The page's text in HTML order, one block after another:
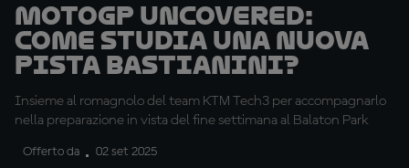
MotoGP Uncovered:
come studia una nuova
pista Bastianini?
Insieme al romagnolo del team KTM Tech3 per accompagnarlo
nella preparazione in vista del fine settimana al Balaton Park
Offerto da 02 set 2025